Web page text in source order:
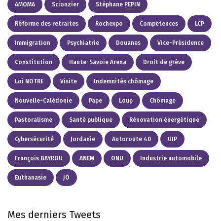
AMOMA Scionzier Stéphane PEPIN
Réforme des retraites Rochexpo Compétences LCP
Immigration Psychiatrie Douanes Vice-Présidence
Constitution Haute-Savoie Arena Droit de grève
Loi NOTRE Visite Indemnités chômage
Nouvelle-Calédonie Pape Loup Chômage
Pastoralisme Santé publique Rénovation énergétique
Cybersécurité Jordanie Autoroute 40 UIP
François BAYROU ANEM ONU Industrie automobile
Euthanasie JO
Mes derniers Tweets